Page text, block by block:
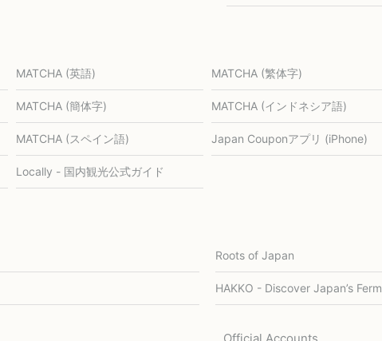
MATCHA (英語) MATCHA (繁体字)
MATCHA (簡体字) MATCHA (インドネシア語)
MATCHA (スペイン語) Japan Couponアプリ (iPhone)
Locally - 国内観光公式ガイド
Roots of Japan
HAKKO - Discover Japan’s